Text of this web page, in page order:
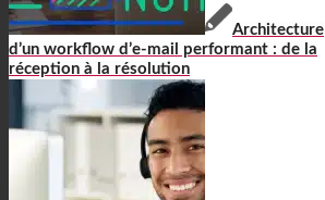
Architecture
d’un workflow d’e-mail performant : de la
réception à la résolution